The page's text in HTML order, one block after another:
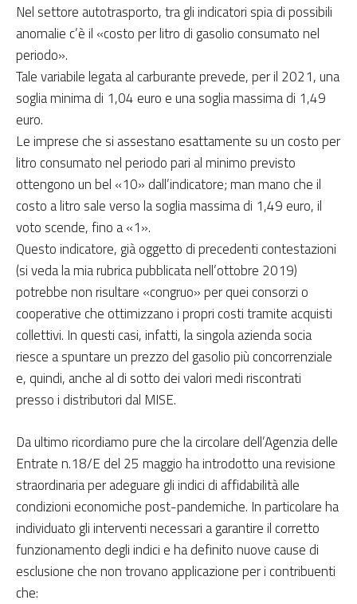
Nel settore autotrasporto, tra gli indicatori spia di possibili
anomalie c’è il «costo per litro di gasolio consumato nel
periodo».
Tale variabile legata al carburante prevede, per il 2021, una
soglia minima di 1,04 euro e una soglia massima di 1,49
euro.
Le imprese che si assestano esattamente su un costo per
litro consumato nel periodo pari al minimo previsto
ottengono un bel «10» dall’indicatore; man mano che il
costo a litro sale verso la soglia massima di 1,49 euro, il
voto scende, fino a «1».
Questo indicatore, già oggetto di precedenti contestazioni
(si veda la mia rubrica pubblicata nell’ottobre 2019)
potrebbe non risultare «congruo» per quei consorzi o
cooperative che ottimizzano i propri costi tramite acquisti
collettivi. In questi casi, infatti, la singola azienda socia
riesce a spuntare un prezzo del gasolio più concorrenziale
e, quindi, anche al di sotto dei valori medi riscontrati
presso i distributori dal MISE.
Da ultimo ricordiamo pure che la circolare dell’Agenzia delle
Entrate n.18/E del 25 maggio ha introdotto una revisione
straordinaria per adeguare gli indici di affidabilità alle
condizioni economiche post-pandemiche. In particolare ha
individuato gli interventi necessari a garantire il corretto
funzionamento degli indici e ha definito nuove cause di
esclusione che non trovano applicazione per i contribuenti
che: